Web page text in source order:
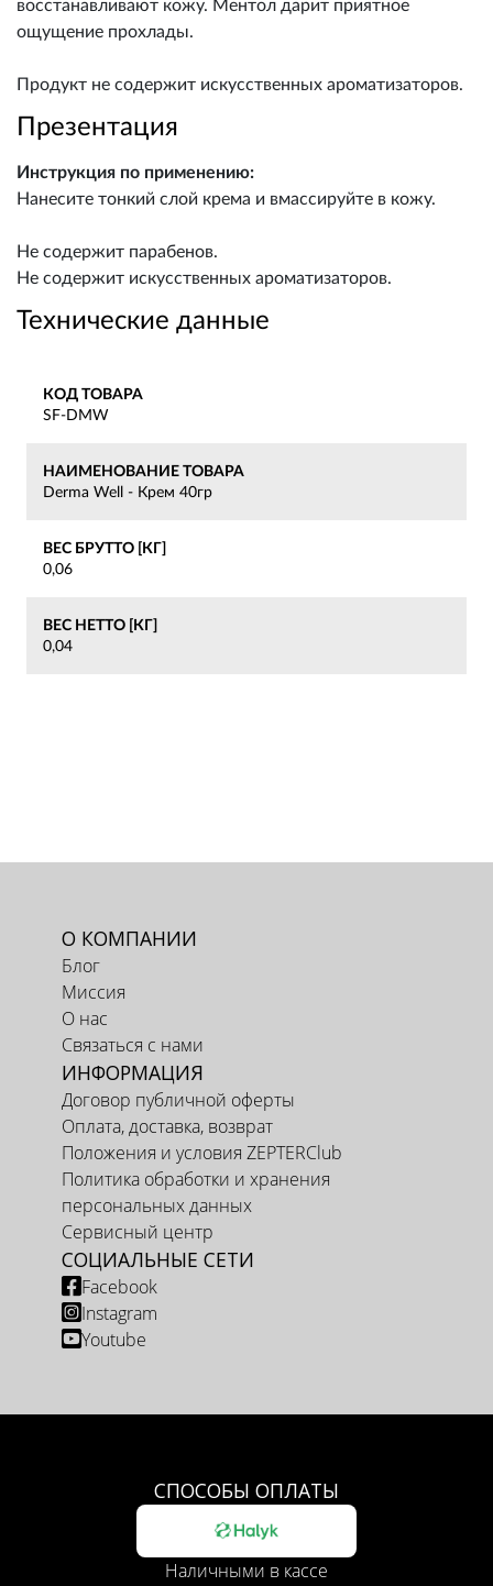
восстанавливают кожу. Ментол дарит приятное
ощущение прохлады.
Продукт не содержит искусственных ароматизаторов.
Презентация
Инструкция по применению:
Нанесите тонкий слой крема и вмассируйте в кожу.
Не содержит парабенов.
Не содержит искусственных ароматизаторов.
Технические данные
КОД ТОВАРА
SF-DMW
НАИМЕНОВАНИЕ ТОВАРА
Derma Well - Крем 40гр
ВЕС БРУТТО [КГ]
0,06
ВЕС НЕТТО [КГ]
0,04
О КОМПАНИИ
Блог
Миссия
О нас
Связаться с нами
ИНФОРМАЦИЯ
Договор публичной оферты
Оплата, доставка, возврат
Положения и условия ZEPTERClub
Политика обработки и хранения
персональных данных
Сервисный центр
СОЦИАЛЬНЫЕ СЕТИ
Facebook
Instagram
Youtube
СПОСОБЫ ОПЛАТЫ
Наличными в кассе